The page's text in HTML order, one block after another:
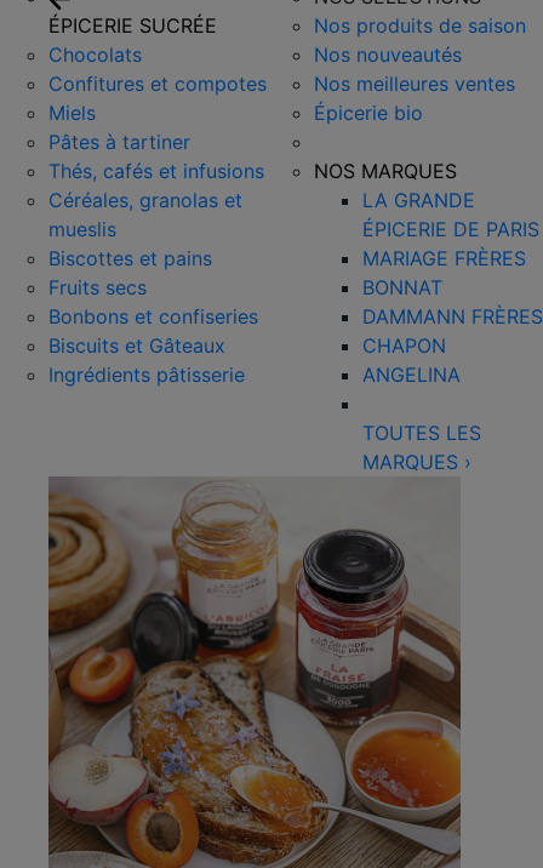
ÉPICERIE SUCRÉE
Chocolats
Confitures et compotes
Miels
Pâtes à tartiner
Thés, cafés et infusions
Céréales, granolas et
mueslis
Biscottes et pains
Fruits secs
Bonbons et confiseries
Biscuits et Gâteaux
Ingrédients pâtisserie
Nos produits de saison
Nos nouveautés
Nos meilleures ventes
Épicerie bio
NOS MARQUES
LA GRANDE
ÉPICERIE DE PARIS
MARIAGE FRÈRES
BONNAT
DAMMANN FRÈRES
CHAPON
ANGELINA
TOUTES LES
MARQUES ›